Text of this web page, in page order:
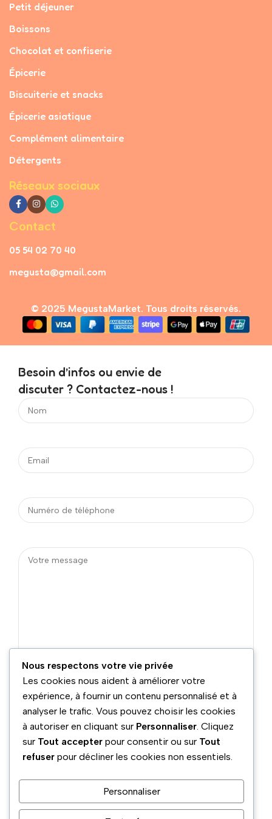
Petit déjeuner
Boissons
Chocolat et confiserie
Épicerie
Biscuiterie et snacks
Épicerie asiatique
Complément alimentaire
Détergents
Réseaux sociaux
Contact
05 54 02 70 40
megusta@gmail.com
© 2025 MegustaMarket. Tous droits réservés.
Besoin d’infos ou envie de
discuter ? Contactez-nous !
05 54 02 70 40
Horaires :
boulevard benyamina Ouled
aiche 9015 Blida, Algeria
Réseaux sociaux
Nous respectons votre vie privée
Les cookies nous aident à améliorer votre
expérience, à fournir un contenu personnalisé et à
analyser le trafic. Vous pouvez choisir les cookies
à autoriser en cliquant sur Personnaliser . Cliquez
sur Tout accepter pour consentir ou sur Tout
refuser pour décliner les cookies non essentiels.
Personnaliser